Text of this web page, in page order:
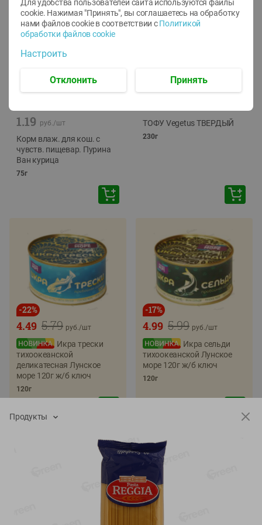
-12%
1.19 руб./шт
Корм влаж. для кош. с
чувств. пищевар. Пурина
Ван курица
75г
-24%
ТОФУ Vegetus ТВЕРДЫЙ
230г
-22%
5.79
4.49 руб./шт
Икра трески
тихоокеанской
деликатесная Лунское
море 120г ж/б ключ
120г
-17%
5.99
4.99 руб./шт
Икра сельди
тихоокеанской Лунское
море 120г ж/б ключ
120г
Продукты
Для удобства пользователей сайта используются файлы
cookie. Нажимая "Принять", вы соглашаетесь на обработку
нами файлов cookie в соответствии с Политикой
обработки файлов cookie
Настроить
Отклонить Принять